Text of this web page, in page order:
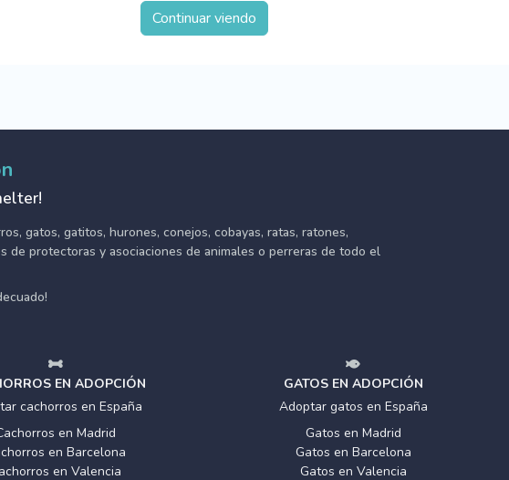
Continuar viendo
gatos, gatitos, hurones, conejos, cobayas, ratas, ratones,
de protectoras y asociaciones de animales o perreras de todo el
EN ADOPCIÓN
cachorros en España
en Madrid
en Barcelona
en Valencia
GATOS EN ADOPCIÓN
Adoptar gatos en España
Gatos en Madrid
Gatos en Barcelona
Gatos en Valencia